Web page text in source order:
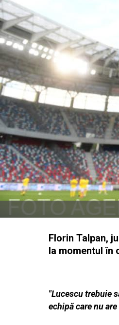
Florin Talpan,
la momentul în
"Lucescu trebuie
echipă care nu